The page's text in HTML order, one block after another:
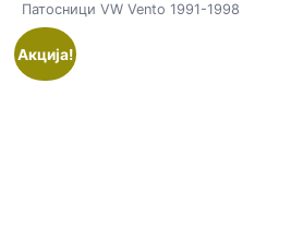
Патосници VW Vento 1991-1998
Акција!